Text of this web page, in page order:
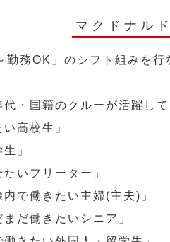
マクドナル
務OK」のシフト組みを
・国籍のクルーが活躍して
高校生」
」
いフリーター」
で働きたい主婦(主夫)」
だ働きたいシニア」